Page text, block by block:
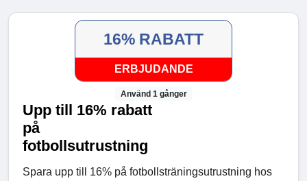
16% RABATT
ERBJUDANDE
Använd 1 gånger
Upp till 16% rabatt
på
fotbollsutrustning
Spara upp till 16% på fotbollsträningsutrustning hos